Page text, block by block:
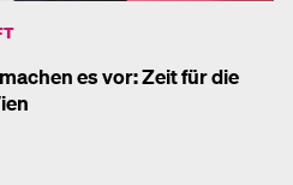
es vor: Zeit für die